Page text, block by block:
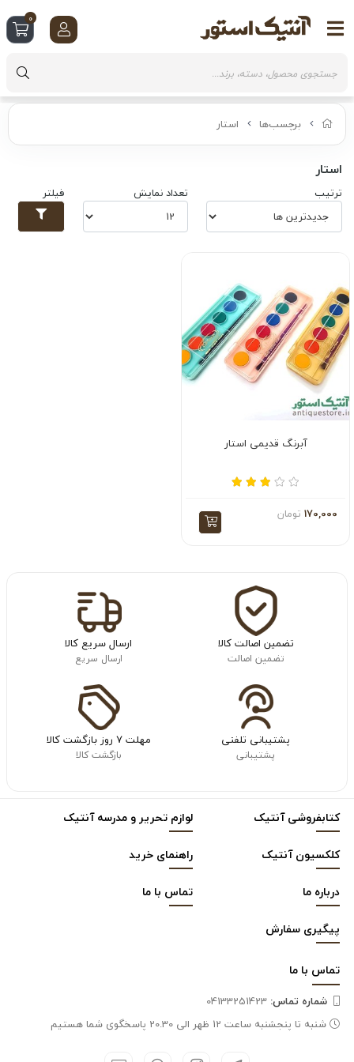
برچسب‌ها استار
استار
ترتیب تعداد نمایش فیلتر
آبرنگ قدیمی استار
170,000 تومان
تضمین اصالت کالا
تضمین اصالت
ارسال سریع کالا
ارسال سریع
پشتیبانی تلفنی
پشتیبانی
مهلت ۷ روز بازگشت کالا
بازگشت کالا
کتابفروشی آنتیک
لوازم تحریر و مدرسه آنتیک
کلکسیون آنتیک
راهنمای خرید
درباره ما
تماس با ما
پیگیری سفارش
تماس با ما
شماره تماس‌:
شنبه تا پنجشنبه ساعت 12 ظهر الی 20.30 پاسخگوی شما هستیم
0